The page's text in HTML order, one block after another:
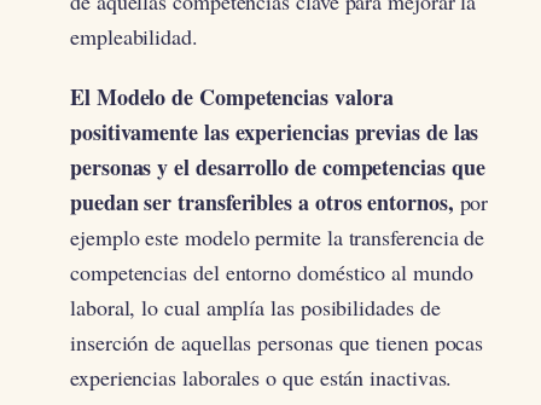
empleabilidad.
El Modelo de Competencias valora
positivamente las experiencias previas de las
personas y el desarrollo de competencias que
puedan ser transferibles a otros entornos, por
ejemplo este modelo permite la transferencia de
competencias del entorno doméstico al mundo
laboral, lo cual amplía las posibilidades de
inserción de aquellas personas que tienen pocas
experiencias laborales o que están inactivas.